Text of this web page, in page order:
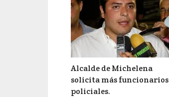
Alcalde de Michelena
solicita más funcionarios
policiales.